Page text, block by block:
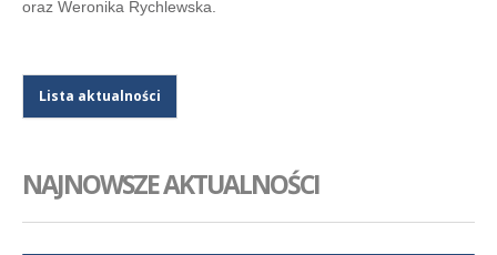
oraz Weronika Rychlewska.
Lista aktualności
NAJNOWSZE AKTUALNOŚCI